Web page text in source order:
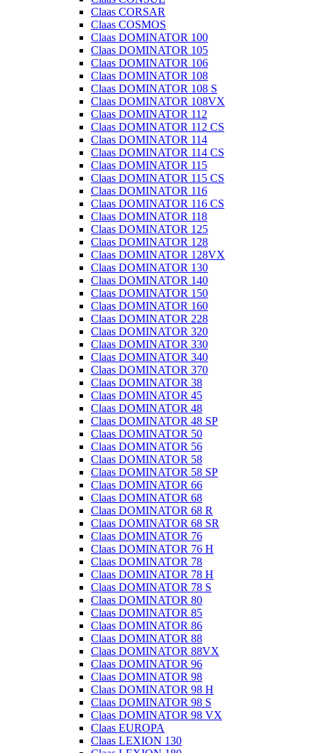
Claas CORSAR
Claas COSMOS
Claas DOMINATOR 100
Claas DOMINATOR 105
Claas DOMINATOR 106
Claas DOMINATOR 108
Claas DOMINATOR 108 S
Claas DOMINATOR 108VX
Claas DOMINATOR 112
Claas DOMINATOR 112 CS
Claas DOMINATOR 114
Claas DOMINATOR 114 CS
Claas DOMINATOR 115
Claas DOMINATOR 115 CS
Claas DOMINATOR 116
Claas DOMINATOR 116 CS
Claas DOMINATOR 118
Claas DOMINATOR 125
Claas DOMINATOR 128
Claas DOMINATOR 128VX
Claas DOMINATOR 130
Claas DOMINATOR 140
Claas DOMINATOR 150
Claas DOMINATOR 160
Claas DOMINATOR 228
Claas DOMINATOR 320
Claas DOMINATOR 330
Claas DOMINATOR 340
Claas DOMINATOR 370
Claas DOMINATOR 38
Claas DOMINATOR 45
Claas DOMINATOR 48
Claas DOMINATOR 48 SP
Claas DOMINATOR 50
Claas DOMINATOR 56
Claas DOMINATOR 58
Claas DOMINATOR 58 SP
Claas DOMINATOR 66
Claas DOMINATOR 68
Claas DOMINATOR 68 R
Claas DOMINATOR 68 SR
Claas DOMINATOR 76
Claas DOMINATOR 76 H
Claas DOMINATOR 78
Claas DOMINATOR 78 H
Claas DOMINATOR 78 S
Claas DOMINATOR 80
Claas DOMINATOR 85
Claas DOMINATOR 86
Claas DOMINATOR 88
Claas DOMINATOR 88VX
Claas DOMINATOR 96
Claas DOMINATOR 98
Claas DOMINATOR 98 H
Claas DOMINATOR 98 S
Claas DOMINATOR 98 VX
Claas EUROPA
Claas LEXION 130